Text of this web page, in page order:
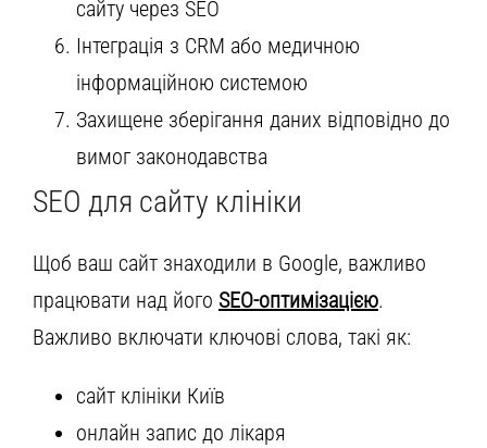
сайту через SEO
Інтеграція з CRM або медичною
інформаційною системою
Захищене зберігання даних відповідно до
вимог законодавства
SEO для сайту клініки
Щоб ваш сайт знаходили в Google, важливо
працювати над його SEO-оптимізацією.
Важливо включати ключові слова, такі як:
сайт клініки Київ
онлайн запис до лікаря